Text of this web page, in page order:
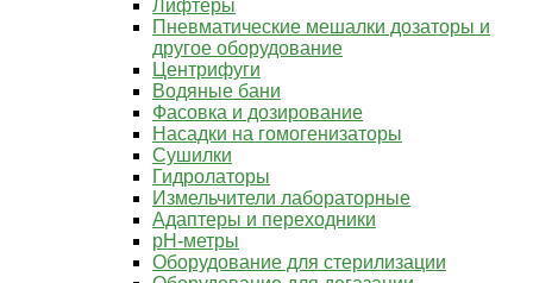
Лифтеры
Пневматические мешалки дозаторы и
другое оборудование
Центрифуги
Водяные бани
Фасовка и дозирование
Насадки на гомогенизаторы
Сушилки
Гидролаторы
Измельчители лабораторные
Адаптеры и переходники
pH-метры
Оборудование для стерилизации